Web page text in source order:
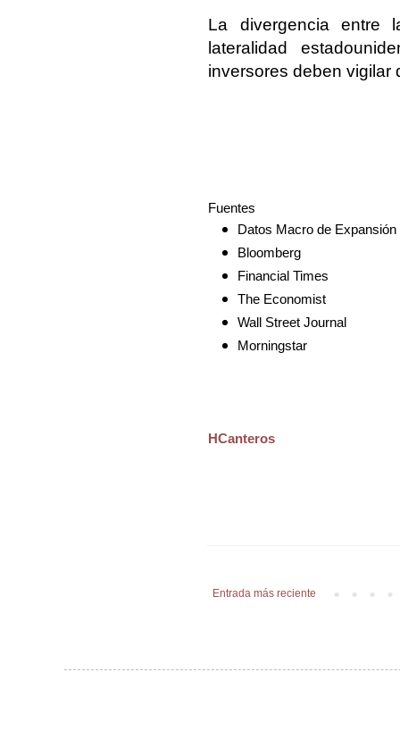
La divergencia entre
lateralidad
inversores deben vigilar
Fuentes
Datos Macro de Expansión
Bloomberg
Financial Times
The Economist
Wall Street Journal
Morningstar
HCanteros
Entrada más reciente